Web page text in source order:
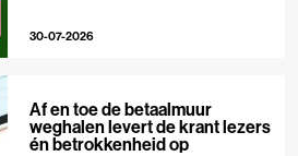
30-07-2026
Af en toe de betaalmuur
weghalen levert de krant lezers
én betrokkenheid op